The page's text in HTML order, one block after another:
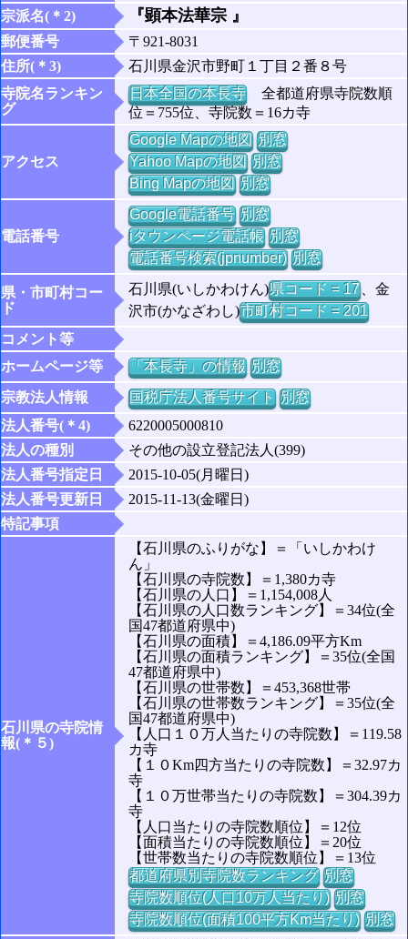
宗派名(＊2) 『顕本法華宗 』
郵便番号
〒921-8031
住所(＊3)
石川県金沢市野町１丁目２番８号
寺院名ランキン
グ
日本全国の本長寺全都道府県寺院数順
位＝755位、寺院数＝16カ寺
アクセス
Google Mapの地図 別窓
Yahoo Mapの地図 別窓
Bing Mapの地図 別窓
電話番号
Google電話番号 別窓
iタウンページ電話帳 別窓
電話番号検索(jpnumber) 別窓
県・市町村コー
ド
石川県(いしかわけん)県コード = 17、金
沢市(かなざわし)市町村コード = 201
コメント等
ホームページ等
「本長寺」の情報 別窓
宗教法人情報
国税庁法人番号サイト 別窓
法人番号(＊4)
6220005000810
法人の種別
その他の設立登記法人(399)
法人番号指定日
2015-10-05(月曜日)
法人番号更新日
2015-11-13(金曜日)
特記事項
石川県の寺院情
報(＊５)
【石川県のふりがな】＝「いしかわけ
ん」
【石川県の寺院数】＝1,380カ寺
【石川県の人口】＝1,154,008人
【石川県の人口数ランキング】＝34位(全
国47都道府県中)
【石川県の面積】＝4,186.09平方Km
【石川県の面積ランキング】＝35位(全国
47都道府県中)
【石川県の世帯数】＝453,368世帯
【石川県の世帯数ランキング】＝35位(全
国47都道府県中)
【人口１０万人当たりの寺院数】＝119.58
カ寺
【１０Km四方当たりの寺院数】＝32.97カ
寺
【１０万世帯当たりの寺院数】＝304.39カ
寺
【人口当たりの寺院数順位】＝12位
【面積当たりの寺院数順位】＝20位
【世帯数当たりの寺院数順位】＝13位
都道府県別寺院数ランキング 別窓
寺院数順位(人口10万人当たり) 別窓
寺院数順位(面積100平方Km当たり) 別窓